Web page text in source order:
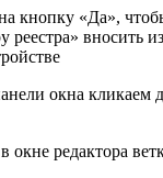
кнопку «Да»,
реестра» вносить
окна кликаем
окне редактора